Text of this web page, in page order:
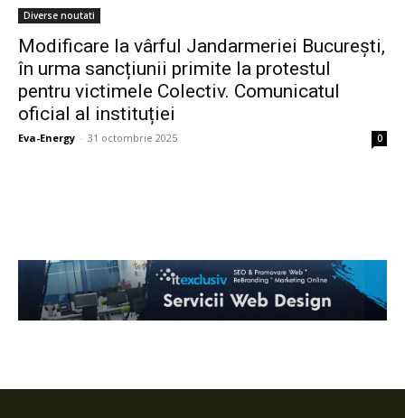
Diverse noutati
Modificare la vârful Jandarmeriei București,
în urma sancțiunii primite la protestul
pentru victimele Colectiv. Comunicatul
oficial al instituției
Eva-Energy - 31 octombrie 2025 0